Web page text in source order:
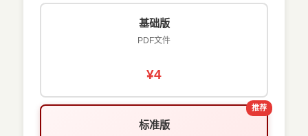
基础版
PDF文件
¥4
推荐
标准版